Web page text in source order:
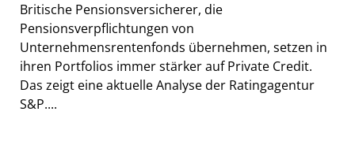
Britische Pensionsversicherer, die
Pensionsverpflichtungen von
Unternehmensrentenfonds übernehmen, setzen in
ihren Portfolios immer stärker auf Private Credit.
Das zeigt eine aktuelle Analyse der Ratingagentur
S&P....